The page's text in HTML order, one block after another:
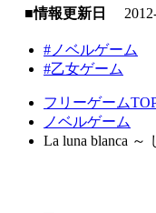
■情報更新日
#ノベルゲーム
#乙女ゲーム
フリーゲーム
ノベルゲーム
La luna blanca ～